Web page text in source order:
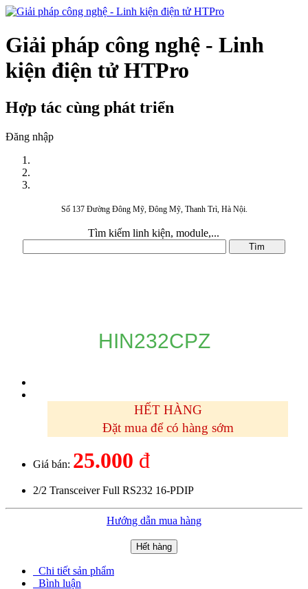
Giải pháp công nghệ - Linh
kiện điện tử HTPro
Hợp tác cùng phát triển
Đăng nhập
Số 137 Đường Đông Mỹ, Đông Mỹ, Thanh Trì, Hà Nội.
Tìm kiếm linh kiện, module,...
HIN232CPZ
HẾT HÀNG
Đặt mua để có hàng sớm
Giá bán: 25.000 đ
2/2 Transceiver Full RS232 16-PDIP
Hướng dẫn mua hàng
Hết hàng
Chi tiết sản phẩm
Bình luận